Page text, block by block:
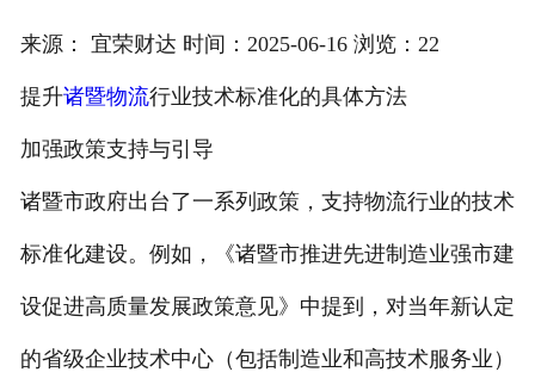
登录
来源： 宜荣财达 时间：2025-06-16 浏览：22
提升诸暨物流行业技术标准化的具体方法
加强政策支持与引导
诸暨市政府出台了一系列政策，支持物流行业的技术
标准化建设。例如，《诸暨市推进先进制造业强市建
设促进高质量发展政策意见》中提到，对当年新认定
的省级企业技术中心（包括制造业和高技术服务业）